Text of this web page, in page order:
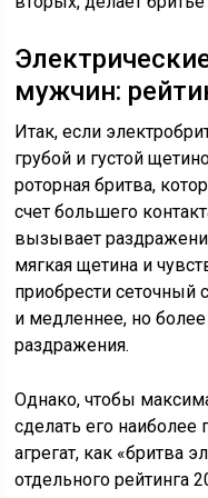
мужчин:
Итак, если
грубой и густой
роторная бритва,
счет большего
вызывает
мягкая щетина и
приобрести сеточный
и медленнее, но
раздражения.
Однако, чтобы
сделать его
агрегат, как «бритва
отдельного рейтинга